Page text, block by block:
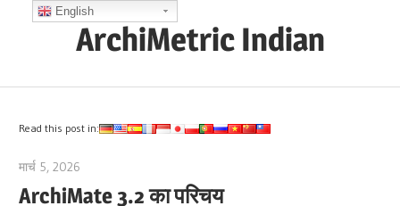
ArchiMetric Indian
Ops,
Agile
Read this post in:
मार्च 5, 2026
ArchiMate 3.2 का परिचय
English